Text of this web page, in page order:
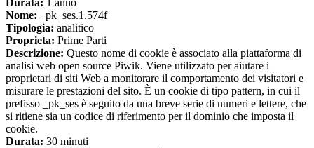
Nome: _pk_ses.1.574f
Tipologia: analitico
Proprieta: Prime Parti
Descrizione: Questo nome di cookie è associato alla piattaforma di
analisi web open source Piwik. Viene utilizzato per aiutare i
proprietari di siti Web a monitorare il comportamento dei visitatori e
misurare le prestazioni del sito. È un cookie di tipo pattern, in cui il
prefisso _pk_ses è seguito da una breve serie di numeri e lettere, che
si ritiene sia un codice di riferimento per il dominio che imposta il
cookie.
Durata: 30 minuti